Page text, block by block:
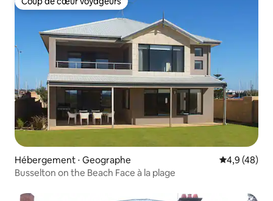
Coup de cœur voyageurs
Hébergement ⋅ Geographe Évaluation
4,9 (48)
Busselton on the Beach Face à la plage